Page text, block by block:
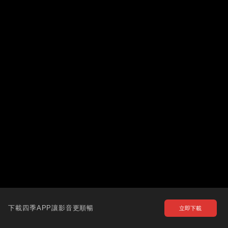
下載四季APP讓影音更順暢 立即下載